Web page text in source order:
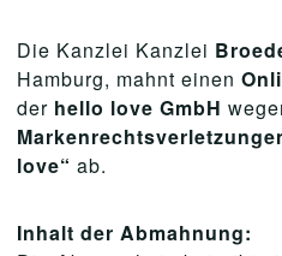
Die Kanzlei Kanzlei
Hamburg, mahnt einen
der hello love GmbH
love“ ab.
Inhalt der Abmahnung: